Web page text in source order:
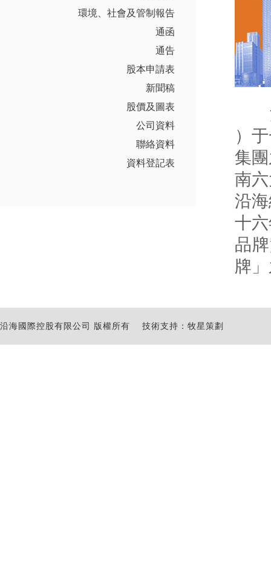
環境、社會及管制報告
通函
通告
股本申請表
新聞稿
股價及圖表
公司資料
聯絡資料
資料登記表
沿
）
集
南
沿
十
品
牌
沿海國際控股有限公司 版權所有 技術支持：牧星策劃